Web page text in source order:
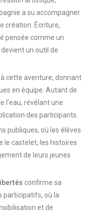
a su accompagner
création. Écriture,
pensée comme un
un outil de
cette aventure, donnant
en équipe. Autant de
l’eau, révélant une
des participants.
publiques, où les élèves
le castelet, les histoires
de leurs jeunes
confirme sa
participatifs, où la
et de